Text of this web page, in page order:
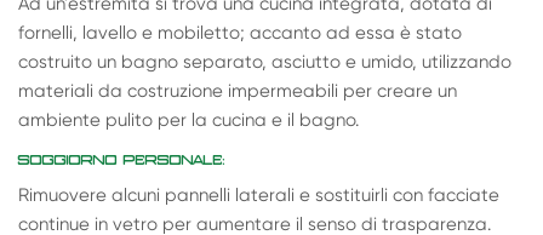
fornelli, lavello e mobiletto; accanto ad essa è stato
costruito un bagno separato, asciutto e umido, utilizzando
materiali da costruzione impermeabili per creare un
ambiente pulito per la cucina e il bagno.
SOGGIORNO PERSONALE:
Rimuovere alcuni pannelli laterali e sostituirli con facciate
continue in vetro per aumentare il senso di trasparenza.